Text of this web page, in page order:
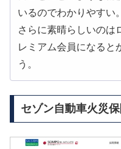
いるのでわかりやすい。
さらに素晴らしいのは
レミアム会員になると
う。
セゾン自動車火災